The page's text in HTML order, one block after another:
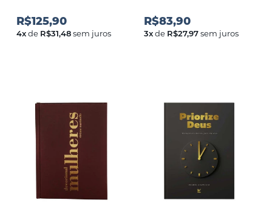
R$125,90
4xde R$31,48sem juros
R$83,90
3xde R$27,97sem juros